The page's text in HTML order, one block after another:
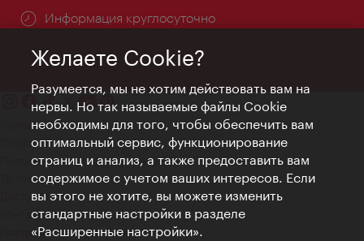
Информация круглосуточно
Контакт
Credits
Положение о конфиденциальности
Terms of Use
Доступность
Контакты для прессы
Настройки файлов Cookie
Желаете Cookie?
Разумеется, мы не хотим действовать вам на
нервы. Но так называемые файлы Cookie
необходимы для того, чтобы обеспечить вам
оптимальный сервис, функционирование
страниц и анализ, а также предоставить вам
содержимое с учетом ваших интересов. Если
вы этого не хотите, вы можете изменить
стандартные настройки в разделе
«Расширенные настройки».